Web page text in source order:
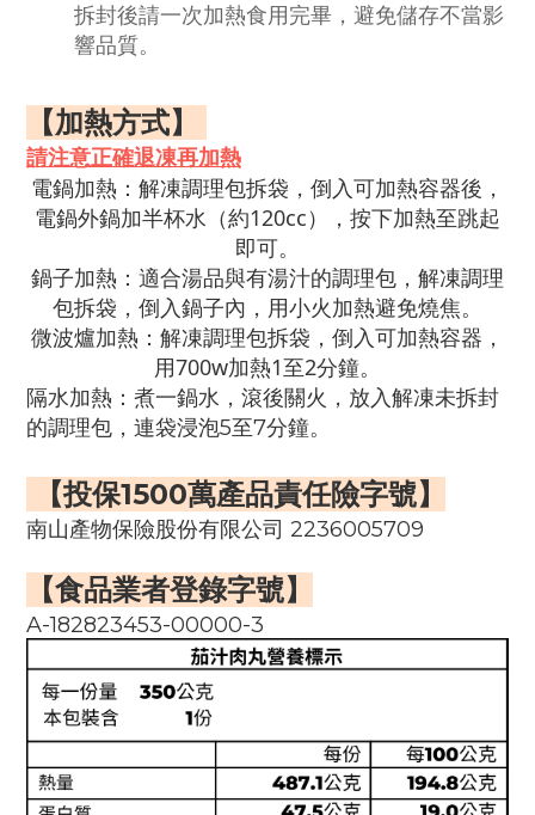
拆封後請一次加熱食用完畢，避免儲存不當影
響品質。
【加熱方式】
請注意正確退凍再加熱
電鍋加熱 ：解凍調理包拆袋，倒入可加熱容器後，
電鍋外鍋加半杯水（約120cc），按下加熱至跳起
即可。
鍋子加熱： 適合湯品與有湯汁的調理包，解凍調理
包拆袋，倒入鍋子內，用小火加熱避免燒焦。
微波爐加熱： 解凍調理包拆袋，倒入可加熱容器，
用700w加熱1至2分鐘。
隔水加熱 ： 煮一鍋水，滾後關火，放入解凍未拆封
的調理包，連袋浸泡5至7分鐘。
【投保1500萬產品責任險字號】
南山產物保險股份有限公司 2236005709
【食品業者登錄字號】
A-182823453-00000-3